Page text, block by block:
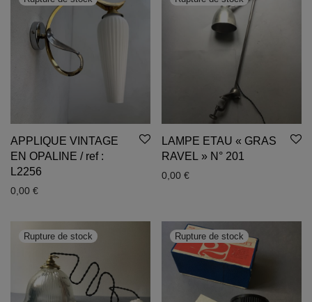
APPLIQUE VINTAGE
EN OPALINE / ref :
L2256
0,00 €
LAMPE ETAU « GRAS
RAVEL » N° 201
0,00 €